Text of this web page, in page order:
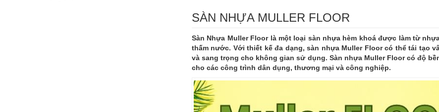
SÀN NHỰA MULLER FLOOR
Sàn Nhựa Muller Floor là một loại sàn nhựa hèm khoá được làm từ
thấm nước. Với thiết kế đa dạng, sàn nhựa Muller Floor có thể tái tạo
và sang trọng cho không gian sử dụng. Sàn nhựa Muller Floor có độ
cho các công trình dân dụng, thương mại và công nghiệp.